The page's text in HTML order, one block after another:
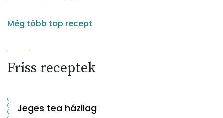
Még több top recept
Friss receptek
Jeges tea házilag